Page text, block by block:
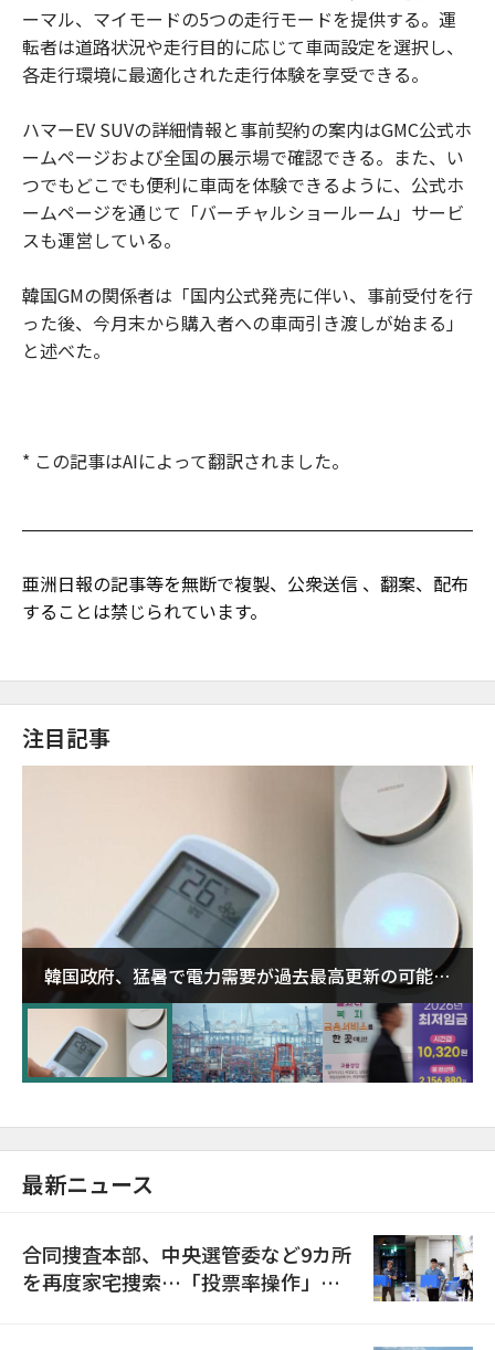
ーマル、マイモードの5つの走行モードを提供する。運
転者は道路状況や走行目的に応じて車両設定を選択し、
各走行環境に最適化された走行体験を享受できる。
ハマーEV SUVの詳細情報と事前契約の案内はGMC公式ホ
ームページおよび全国の展示場で確認できる。また、い
つでもどこでも便利に車両を体験できるように、公式ホ
ームページを通じて「バーチャルショールーム」サービ
スも運営している。
韓国GMの関係者は「国内公式発売に伴い、事前受付を行
った後、今月末から購入者への車両引き渡しが始まる」
と述べた。
* この記事はAIによって翻訳されました。
亜洲日報の記事等を無断で複製、公衆送信 、翻案、配布
することは禁じられています。
注目記事
韓国政府、猛暑で電力需要が過去最高更新の可能性
に需給対応体制を点検
最新ニュース
合同捜査本部、中央選管委など9カ所
を再度家宅捜索…「投票率操作」の